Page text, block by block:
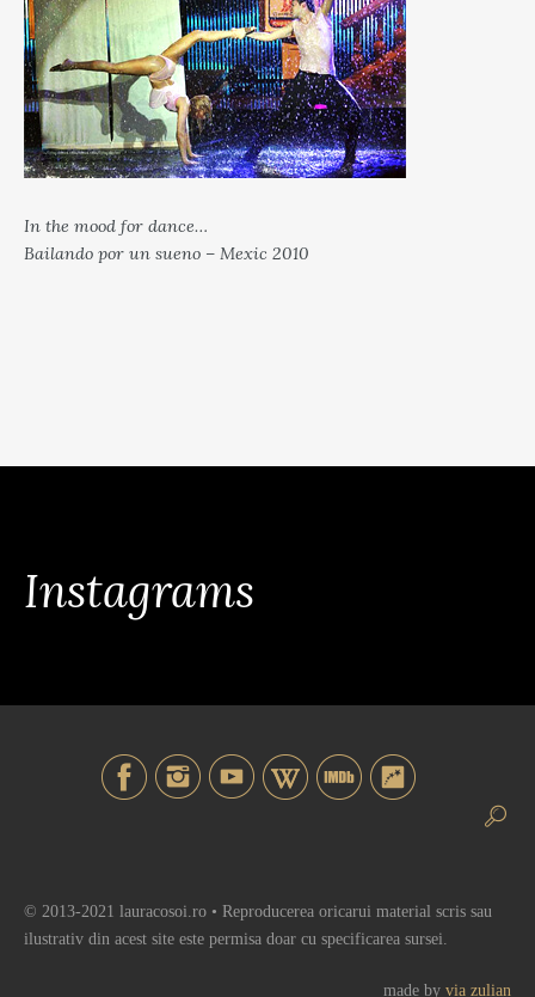
In the mood for dance…
Bailando por un sueno – Mexic 2010
Instagrams
© 2013-2021 lauracosoi.ro • Reproducerea oricarui material scris sau
ilustrativ din acest site este permisa doar cu specificarea sursei.
made by via zulian